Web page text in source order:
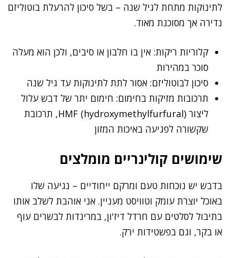
לתינוקות מתחת לגיל שנה – בשל סיכון להרעלת בוטוליזם
נדירה אך מסוכנת מאוד.
קלוריות ריקות: אין בו חלבון או סיבים, ולכן הוא מעלה
סוכר במהירות
סיכון לבוטוליזם: אסור לתת לתינוקות עד גיל שנה
תרכובות מזיקות בחימום: חימום יתר של דבש עלול
ליצור HMF (hydroxymethylfurfural), תרכובת
שקשורה לפגיעה באיכות המזון
שימושים קולינריים מומלצים
בדבש יש נוכחות טעם ומרקם ייחודיים – נגיעה שלו
באוכל יוצרת עומק וטוויסט מעניין. אני אוהבת לשלב אותו
בתיבול לסלטים עם חרדל דיז'ון, במרינדות לבשרים עוף
או בקר, וגם בפשטידות ירק.